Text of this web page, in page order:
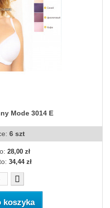
Mode 3014 E
6 szt
28,00 zł
34,44 zł
koszyka